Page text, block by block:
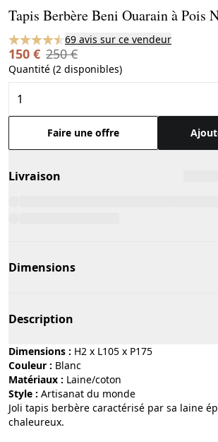
Tapis Berbère Beni Ouarain à Pois
69 avis sur ce vendeur
150 € 250 €
Quantité (2 disponibles)
Faire une offre
Livraison
Dimensions
Description
Dimensions : H2 x L105 x P175
Couleur :
blanc
Matériaux :
laine/coton
Style :
artisanat du monde
Joli tapis berbère caractérisé par sa laine
chaleureux.